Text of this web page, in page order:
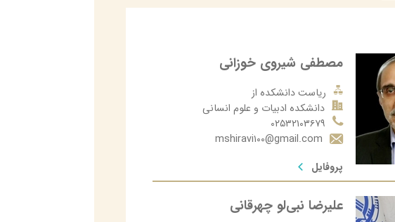
مصطفی شیروی خوزانی
ریاست دانشکده از
دانشکده ادبیات و علوم انسانی
۰۲۵۳۲۱۰۳۶۷۹
mshiravi۱۰۰@gmail.com
پروفایل
علیرضا نبی‌لو چهرقانی